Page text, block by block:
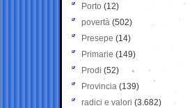
Porto (12)
povertà (502)
Presepe (14)
Primarie (149)
Prodi (52)
Provincia (139)
radici e valori (3.682)